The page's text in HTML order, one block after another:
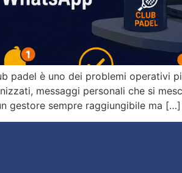
padel è uno dei problemi operativi
messaggi personali che si
gestore sempre raggiungibile ma […]